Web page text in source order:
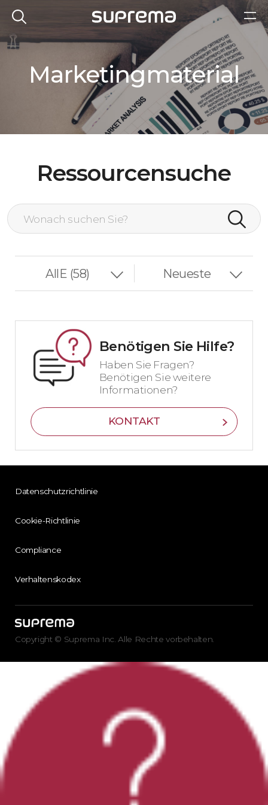
Marketingmaterial
Ressourcensuche
Benötigen Sie Hilfe?
Haben Sie Fragen?
Benötigen Sie weitere
Informationen?
KONTAKT
Datenschutzrichtlinie
Cookie-Richtlinie
Compliance
Verhaltenskodex
Copyright © Suprema Inc. Alle Rechte vorbehalten.